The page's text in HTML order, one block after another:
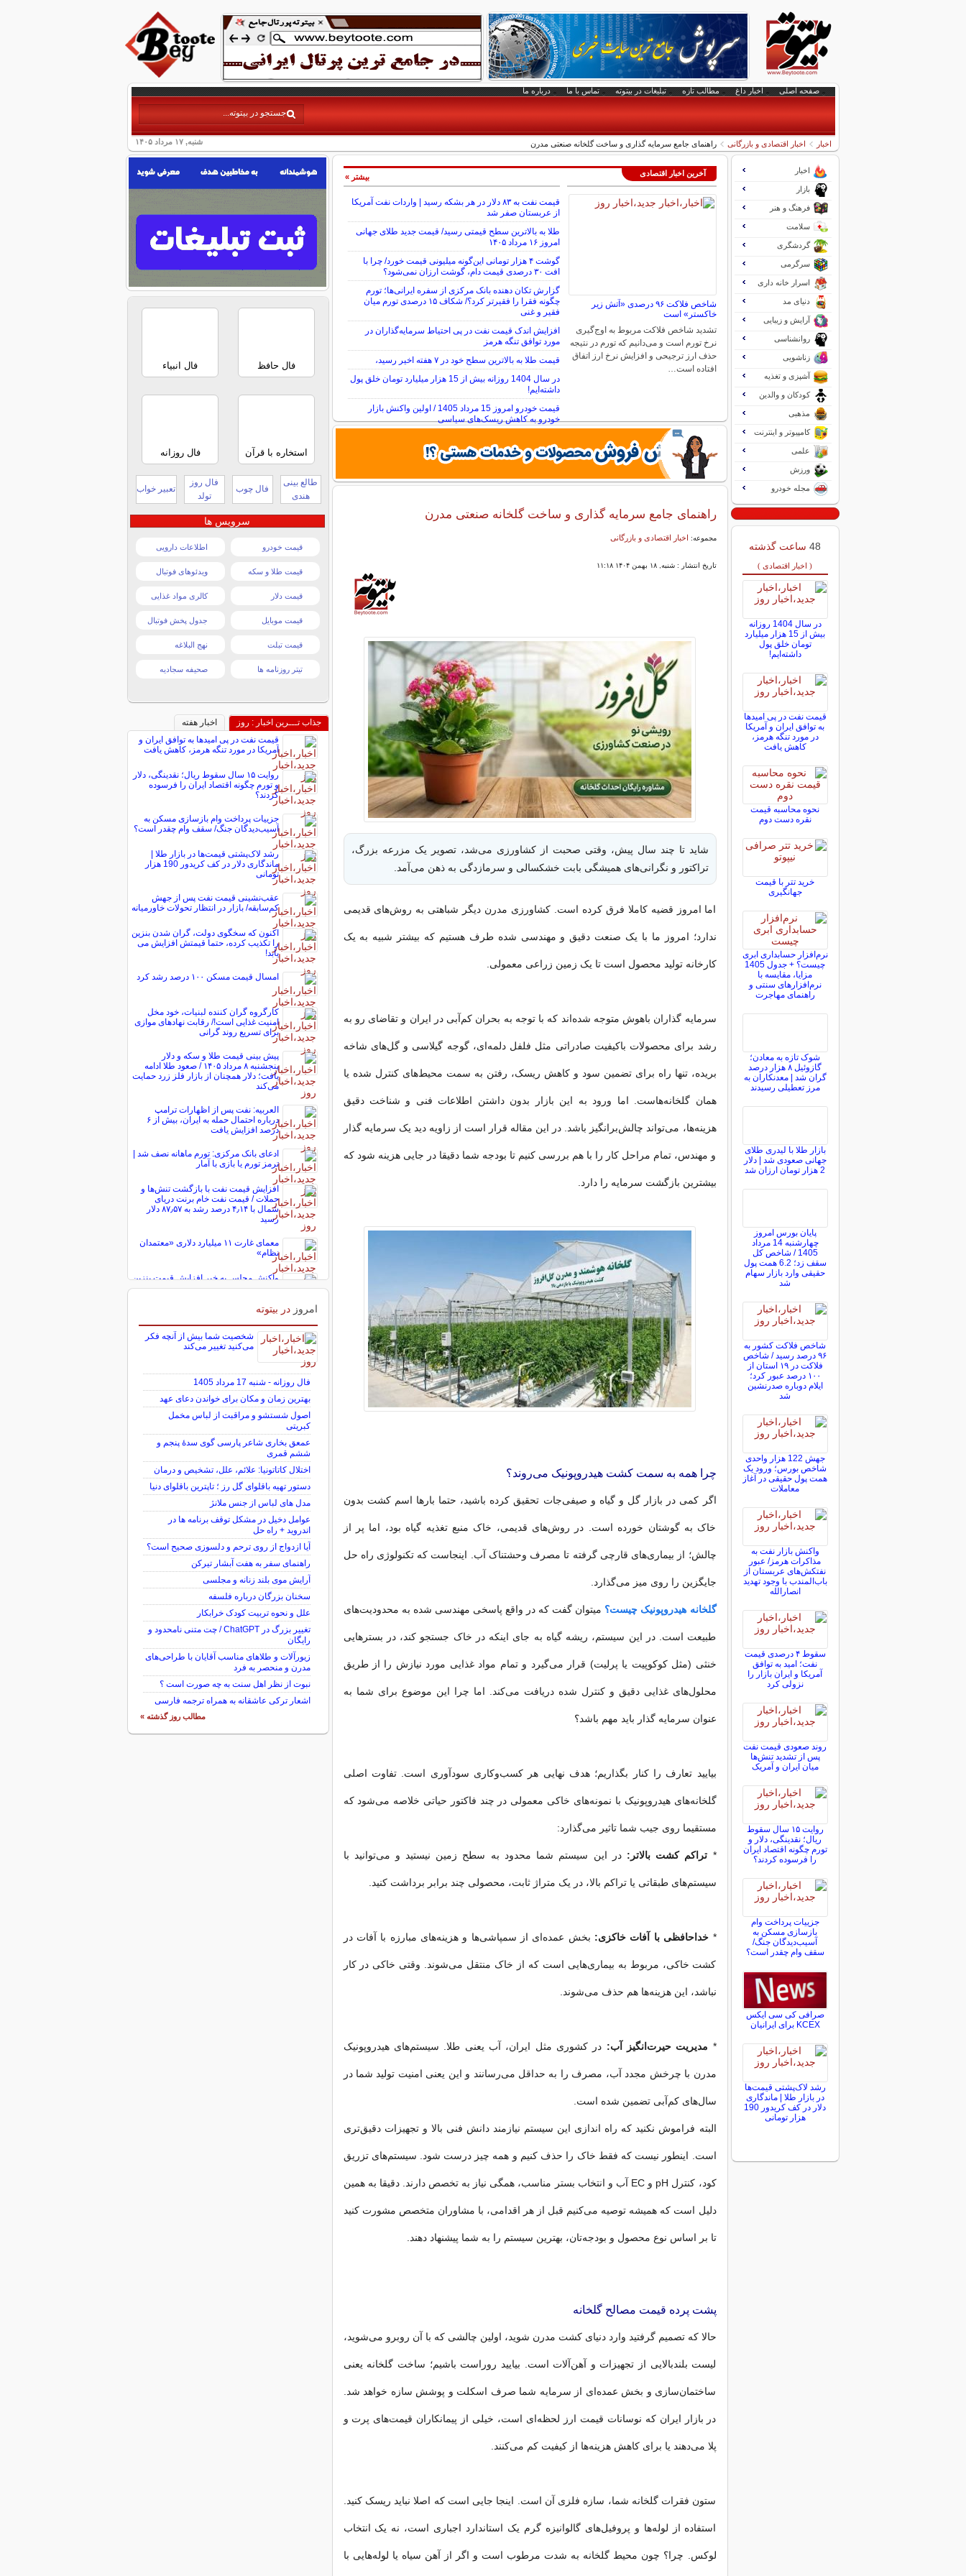
صفحه اصلی اخبار داغ مطالب تازه تبلیغات در بیتوته تماس با ما درباره ما
شنبه, ۱۷ مرداد ۱۴۰۵ اخبار اخبار اقتصادی و بازرگانی راهنمای جامع سرمایه گذاری و ساخت گلخانه صنعتی مدرن
آخرین اخبار اقتصادی
شاخص فلاکت ۹۶ درصدی «آتش زیر
خاکستر» است
تشدید شاخص فلاکت مربوط به اوج‌گیری
نرخ تورم است و می‌دانیم که تورم در نتیجه
حذف ارز ترجیحی و افزایش نرخ ارز اتفاق
افتاده است…
قیمت نفت به ۸۳ دلار در هر بشکه رسید | واردات نفت آمریکا
از عربستان صفر شد
طلا به بالاترین سطح قیمتی رسید/ قیمت جدید طلای جهانی
امروز ۱۶ مرداد ۱۴۰۵
گوشت ۴ هزار تومانی این‌گونه میلیونی قیمت خورد/ چرا با
افت ۳۰ درصدی قیمت دام، گوشت ارزان نمی‌شود؟
گزارش تکان‌ دهنده بانک مرکزی از سفره ایرانی‌ها؛ تورم
چگونه فقرا را فقیرتر کرد؟/ شکاف ۱۵ درصدی تورم میان
فقیر و غنی
افزایش اندک قیمت نفت در پی احتیاط سرمایه‌گذاران در
مورد توافق تنگه هرمز
قیمت طلا به بالاترین سطح خود در ۷ هفته اخیر رسید،
در سال 1404 روزانه بیش از 15 هزار میلیارد تومان خلق پول
داشته‌ایم!
قیمت خودرو امروز 15 مرداد 1405 / اولین واکنش بازار
خودرو به کاهش ریسک‌های سیاسی
هرمز، کاهش یافت
بیشتر »
راهنمای جامع سرمایه گذاری و ساخت گلخانه صنعتی مدرن
مجموعه: اخبار اقتصادی و بازرگانی
تاریخ انتشار : شنبه, ۱۸ بهمن ۱۴۰۴ ۱۱:۱۸
شاید تا چند سال پیش، وقتی صحبت از کشاورزی می‌شد، تصویر یک مزرعه بزرگ،
تراکتور و نگرانی‌های همیشگی بابت خشکسالی و سرمازدگی به ذهن می‌آمد.
اما امروز قضیه کاملا فرق کرده است. کشاورزی مدرن دیگر شباهتی به روش‌های قدیمی
ندارد؛ امروز ما با یک صنعت دقیق و مهندسی شده طرف هستیم که بیشتر شبیه به یک
کارخانه تولید محصول است تا یک زمین زراعی معمولی.
سرمایه گذاران باهوش متوجه شده‌اند که با توجه به بحران کم‌آبی در ایران و تقاضای رو به
رشد برای محصولات باکیفیت صادراتی مثل فلفل دلمه‌ای، گوجه گیلاسی و گل‌های شاخه
بریده، تنها راه برای تضمین سود و کاهش ریسک، رفتن به سمت محیط‌های کنترل شده یا
همان گلخانه‌هاست. اما ورود به این بازار بدون داشتن اطلاعات فنی و شناخت دقیق
هزینه‌ها، می‌تواند چالش‌برانگیز باشد. در این مقاله قرار است از زاویه دید یک سرمایه گذار
و مهندس، تمام مراحل کار را با هم بررسی کنیم تا بودجه شما دقیقا در جایی هزینه شود که
بیشترین بازگشت سرمایه را دارد.
چرا همه به سمت کشت هیدروپونیک می‌روند؟
اگر کمی در بازار گل و گیاه و صیفی‌جات تحقیق کرده باشید، حتما بارها اسم کشت بدون
خاک به گوشتان خورده است. در روش‌های قدیمی، خاک منبع تغذیه گیاه بود، اما پر از
چالش؛ از بیماری‌های قارچی گرفته تا مصرف وحشتناک آب. اینجاست که تکنولوژی راه حل
جایگزین را روی میز می‌گذارد.
گلخانه هیدروپونیک چیست؟ میتوان گفت که در واقع پاسخی مهندسی شده به محدودیت‌های
طبیعت است. در این سیستم، ریشه گیاه به جای اینکه در خاک جستجو کند، در بسترهایی
خنثی (مثل کوکوپیت یا پرلیت) قرار می‌گیرد و تمام مواد غذایی مورد نیازش را از طریق
محلول‌های غذایی دقیق و کنترل شده دریافت می‌کند. اما چرا این موضوع برای شما به
عنوان سرمایه گذار باید مهم باشد؟
بیایید تعارف را کنار بگذاریم؛ هدف نهایی هر کسب‌وکاری سودآوری است. تفاوت اصلی
گلخانه‌های هیدروپونیک با نمونه‌های خاکی معمولی در چند فاکتور حیاتی خلاصه می‌شود که
مستقیما روی جیب شما تاثیر می‌گذارد:
* تراکم کشت بالاتر: در این سیستم شما محدود به سطح زمین نیستید و می‌توانید با
سیستم‌های طبقاتی یا تراکم بالا، در یک متراژ ثابت، محصولی چند برابر برداشت کنید.
* خداحافظی با آفات خاکزی: بخش عمده‌ای از سمپاشی‌ها و هزینه‌های مبارزه با آفات در
کشت خاکی، مربوط به بیماری‌هایی است که از خاک منتقل می‌شوند. وقتی خاکی در کار
نباشد، این هزینه‌ها هم حذف می‌شوند.
* مدیریت حیرت‌انگیز آب: در کشوری مثل ایران، آب یعنی طلا. سیستم‌های هیدروپونیک
مدرن با چرخش مجدد آب، مصرف را به حداقل می‌رسانند و این یعنی امنیت تولید شما در
سال‌های کم‌آبی تضمین شده است.
البته فراموش نکنید که راه اندازی این سیستم نیازمند دانش فنی بالا و تجهیزات دقیق‌تری
است. اینطور نیست که فقط خاک را حذف کنیم و همه چیز درست شود. سیستم‌های تزریق
کود، کنترل pH و EC آب و انتخاب بستر مناسب، همگی نیاز به تخصص دارند. دقیقا به همین
دلیل است که همیشه توصیه می‌کنیم قبل از هر اقدامی، با مشاوران متخصص مشورت کنید
تا بر اساس نوع محصول و بودجه‌تان، بهترین سیستم را به شما پیشنهاد دهند.
پشت پرده قیمت مصالح گلخانه
حالا که تصمیم گرفتید وارد دنیای کشت مدرن شوید، اولین چالشی که با آن روبرو می‌شوید،
لیست بلندبالایی از تجهیزات و آهن‌آلات است. بیایید روراست باشیم؛ ساخت گلخانه یعنی
ساختمان‌سازی و بخش عمده‌ای از سرمایه شما صرف اسکلت و پوشش سازه خواهد شد.
در بازار ایران که نوسانات قیمت ارز لحظه‌ای است، خیلی از پیمانکاران قیمت‌های پرت و
پلا می‌دهند یا برای کاهش هزینه‌ها از کیفیت کم می‌کنند.
ستون فقرات گلخانه شما، سازه فلزی آن است. اینجا جایی است که اصلا نباید ریسک کنید.
استفاده از لوله‌ها و پروفیل‌های گالوانیزه گرم یک استاندارد اجباری است، نه یک انتخاب
لوکس. چرا؟ چون محیط گلخانه به شدت مرطوب است و اگر از آهن سیاه یا لوله‌هایی با
اخبار
بازار
فرهنگ و هنر
سلامت
گردشگری
سرگرمی
اسرار خانه داری
دنیای مد
آرایش و زیبایی
روانشناسی
زناشویی
آشپزی و تغذیه
کودکان و والدین
مذهبی
کامپیوتر و اینترنت
علمی
ورزش
مجله خودرو
48 ساعت گذشته
( اخبار اقتصادی )
در سال 1404 روزانه
بیش از 15 هزار میلیارد
تومان خلق پول
داشته‌ایم!
قیمت نفت در پی امیدها
به توافق ایران و آمریکا
در مورد تنگه هرمز،
کاهش یافت
نحوه محاسبه قیمت
نقره دست دوم
خرید تتر با قیمت
جهانگیری
نرم‌افزار حسابداری ابری
چیست؟ + جدول 1405
مزایا، مقایسه با
نرم‌افزارهای سنتی و
راهنمای مهاجرت
شوک تازه به معادن؛
گازوئیل ۸ هزار درصد
گران شد | معدنکاران به
مرز تعطیلی رسیدند
بازار طلا با لیدری طلای
جهانی صعودی شد | دلار
2 هزار تومان ارزان شد
پایان بورس امروز
چهارشنبه 14 مرداد
1405 / شاخص کل
سقف زد؛ 6.2 همت پول
حقیقی وارد بازار سهام
شد
شاخص فلاکت کشور به
۹۶ درصد رسید / شاخص
فلاکت در ۱۹ استان از
۱۰۰ درصد عبور کرد؛
ایلام دوباره صدرنشین
شد
جهش 122 هزار واحدی
شاخص بورس؛ ورود یک
همت پول حقیقی در آغاز
معاملات
واکنش بازار نفت به
مذاکرات هرمز/ عبور
نفتکش‌های عربستان از
باب‌المندب با وجود تهدید
انصارالله
سقوط ۴ درصدی قیمت
نفت؛ امید به توافق
آمریکا و ایران بازار را
نزولی کرد
روند صعودی قیمت نفت
پس از تشدید تنش‌ها
میان ایران و آمریک
روایت ۱۵ سال سقوط
ریال؛ نقدینگی، دلار و
تورم چگونه اقتصاد ایران
را فرسوده کردند؟
جزییات پرداخت وام
بازسازی مسکن به
آسیب‌دیدگان جنگ/
سقف وام چقدر است؟
صرافی کی سی ایکس
KCEX برای ایرانیان
رشد لاک‌پشتی قیمت‌ها
در بازار طلا | ماندگاری
دلار در کف کریدور 190
هزار تومانی
فال حافظ فال انبیاء
استخاره با قرآن فال روزانه
طالع بینی
هندی
فال چوب
فال روز
تولد
تعبیر خواب
سرویس ها
قیمت خودرو اطلاعات دارویی
قیمت طلا و سکه ویدئوهای فوتبال
قیمت دلار کالری مواد غذایی
قیمت موبایل جدول پخش فوتبال
قیمت تبلت نهج البلاغه
تیتر روزنامه ها صحیفه سجادیه
جذاب تـــرین اخبار : روز
اخبار هفته
قیمت نفت در پی امیدها به توافق ایران و
آمریکا در مورد تنگه هرمز، کاهش یافت
روایت ۱۵ سال سقوط ریال؛ نقدینگی، دلار
و تورم چگونه اقتصاد ایران را فرسوده
کردند؟
جزییات پرداخت وام بازسازی مسکن به
آسیب‌دیدگان جنگ/ سقف وام چقدر است؟
رشد لاک‌پشتی قیمت‌ها در بازار طلا |
ماندگاری دلار در کف کریدور 190 هزار
تومانی
عقب‌نشینی قیمت نفت پس از جهش
کم‌سابقه/ بازار در انتظار تحولات خاورمیانه
اکنون که سخگوی دولت، گران شدن بنزین
را تکذیب کرده، حتما قیمتش افزایش می
یابد!
امسال قیمت مسکن ۱۰۰ درصد رشد کرد
کارگروه گران کننده لبنیات، خود مخل
امنیت غذایی است!/ رقابت نهاد‌های موازی
برای تسریع روند گرانی
پیش ‌بینی قیمت طلا و سکه و دلار
پنجشنبه ۸ مرداد ۱۴۰۵ / صعود طلا ادامه
یافت؛ دلار همچنان از بازار فلز زرد حمایت
می‌کند
العربیه: نفت پس از اظهارات ترامپ
درباره احتمال حمله به ایران، بیش از ۶
درصد افزایش یافت
ادعای بانک مرکزی: تورم ماهانه نصف شد |
ترمز تورم یا بازی با آمار
افزایش قیمت نفت با بازگشت تنش‌ها و
حملات / قیمت نفت خام برنت دریای
شمال با ۴٫۱۴ درصد رشد به ۸۷٫۵۷ دلار
رسید
معمای غارت ۱۱ میلیارد دلاری «معتمدان
نظام»
واکنش مجلس به خبر افزایش قیمت بنزین
امروز در بیتوته
شخصیت شما بیش از آنچه فکر
می‌کنید تغییر می‌کند
فال روزانه - شنبه 17 مرداد 1405
بهترین زمان و مکان برای خواندن دعای عهد
اصول شستشو و مراقبت از لباس مخمل
کبریتی
عمعق بخاری شاعر پارسی گوی سدهٔ پنجم و
ششم قمری
اختلال کاتاتونیا: علائم، علل، تشخیص و درمان
دستور تهیه باقلوای گل رز ؛ تاپترین باقلوای دنیا
مدل های لباس از جنس ملانژ
عوامل دخیل در مشکل توقف برنامه ها در
اندروید + راه حل
آیا ازدواج از روی ترحم و دلسوزی صحیح است؟
راهنمای سفر به هفت آبشار تیرکن
آرایش موی بلند زنانه و مجلسی
سخنان بزرگان درباره فلسفه
علل و نحوه تربیت کودک خرابکار
تغییر بزرگ در ChatGPT / چت متنی نامحدود و
رایگان
زیورآلات و طلاهای مناسب آقایان با طراحی‌های
مدرن و منحصر به فرد
نبوت از نظر اهل سنت به چه صورت است ؟
اشعار ترکی عاشقانه به همراه ترجمه فارسی
مطالب روز گذشته »